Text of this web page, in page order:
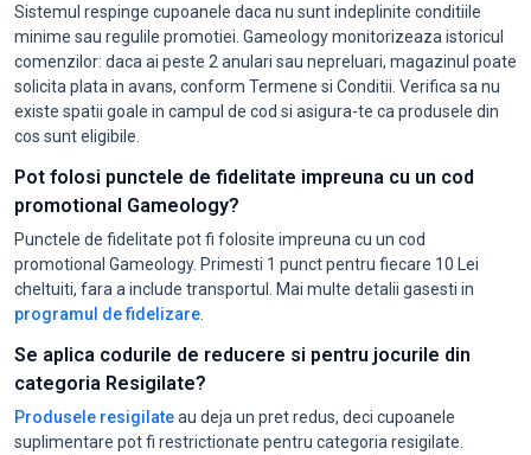
Sistemul respinge cupoanele daca nu sunt indeplinite conditiile
minime sau regulile promotiei. Gameology monitorizeaza istoricul
comenzilor: daca ai peste 2 anulari sau nepreluari, magazinul poate
solicita plata in avans, conform Termene si Conditii. Verifica sa nu
existe spatii goale in campul de cod si asigura-te ca produsele din
cos sunt eligibile.
Pot folosi punctele de fidelitate impreuna cu un cod
promotional Gameology?
Punctele de fidelitate pot fi folosite impreuna cu un cod
promotional Gameology. Primesti 1 punct pentru fiecare 10 Lei
cheltuiti, fara a include transportul. Mai multe detalii gasesti in
programul de fidelizare
Se aplica codurile de reducere si pentru jocurile din
categoria Resigilate?
Produsele resigilateau deja un pret redus, deci cupoanele
suplimentare pot fi restrictionate pentru categoria resigilate.